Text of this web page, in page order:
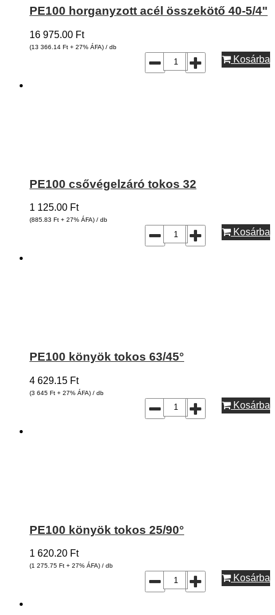
PE100 horganyzott acél összekötő 40-5/4"
16 975.00 Ft
(13 366.14 Ft + 27% ÁFA) / db
Kosárba
PE100 csővégelzáró tokos 32
1 125.00 Ft
(885.83 Ft + 27% ÁFA) / db
Kosárba
PE100 könyök tokos 63/45°
4 629.15 Ft
(3 645 Ft + 27% ÁFA) / db
Kosárba
PE100 könyök tokos 25/90°
1 620.20 Ft
(1 275.75 Ft + 27% ÁFA) / db
Kosárba